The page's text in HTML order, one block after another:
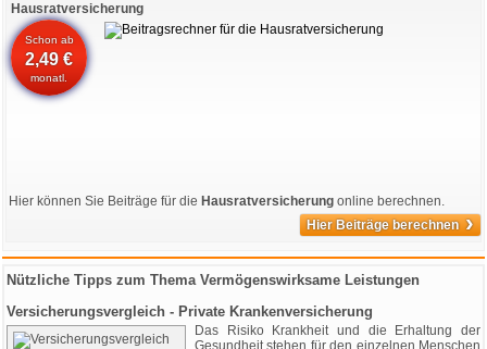
Hausratversicherung
Schon ab
2,49 €
monatl.
Hier können Sie Beiträge für die Hausratversicherung online berechnen.
Hier Beiträge berechnen ›
Nützliche Tipps zum Thema Vermögenswirksame Leistungen
Versicherungsvergleich - Private Krankenversicherung
Das Risiko Krankheit und die Erhaltung der
Gesundheit stehen für den einzelnen Menschen